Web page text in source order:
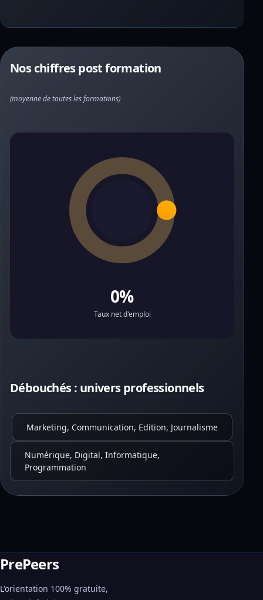
Nos chiffres post formation
(moyenne de toutes les formations)
0%
Taux net d'emploi
Débouchés : univers professionnels
Marketing, Communication, Edition, Journalisme
Numérique, Digital, Informatique,
Programmation
PrePeers
L'orientation 100% gratuite,